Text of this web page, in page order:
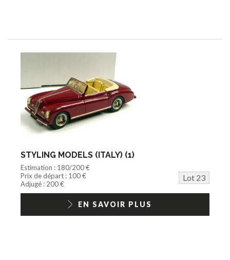
STYLING MODELS (ITALY) (1)
Estimation : 180/200 €
Prix de départ : 100 €
Lot 23
Adjugé : 200 €
EN SAVOIR PLUS